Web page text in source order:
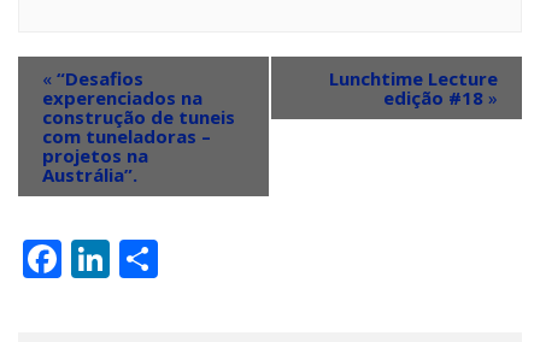
« “Desafios
experenciados na
construção de tuneis
com tuneladoras –
projetos na
Austrália”.
Lunchtime Lecture
edição #18 »
Facebook
LinkedIn